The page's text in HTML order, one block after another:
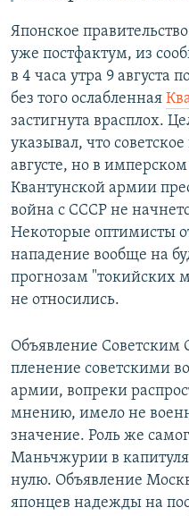
Японское
уже постфактум, из
в 4 часа утра 9 августа
без того ослабленная
застигнута врасплох.
указывал, что
августе, но в
Квантунской армии
война с СССР не
Некоторые оптимисты
нападение вообще на
прогнозам "токийских
не относились.
Объявление
пленение советскими
армии, вопреки
мнению, имело не
значение. Роль же
Маньчжурии в
нулю. Объявление
японцев надежды на